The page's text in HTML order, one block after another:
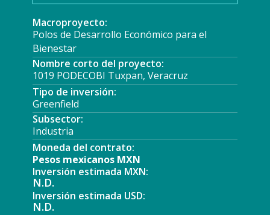
Macroproyecto:
Polos de Desarrollo Económico para el
Bienestar
Nombre corto del proyecto:
1019 PODECOBI Tuxpan, Veracruz
Tipo de inversión:
Greenfield
Subsector:
Industria
Moneda del contrato:
Pesos mexicanos MXN
Inversión estimada MXN:
N.D.
Inversión estimada USD:
N.D.